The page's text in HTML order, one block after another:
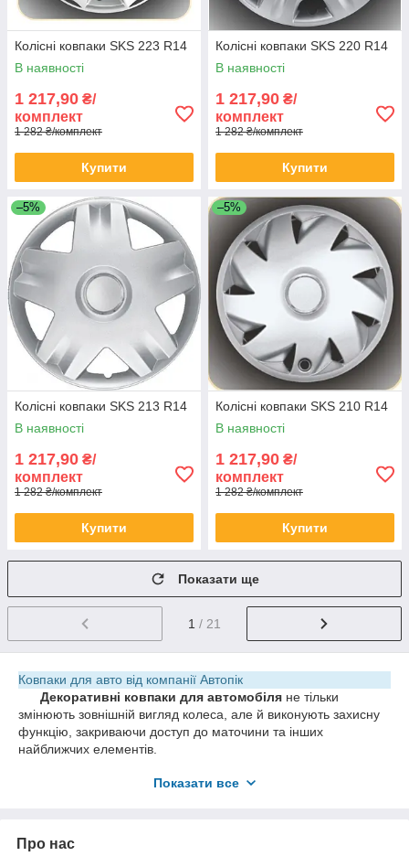
Колісні ковпаки SKS 223 R14
В наявності
1 217,90 ₴/
комплект
1 282 ₴/комплект
Купити
Колісні ковпаки SKS 220 R14
В наявності
1 217,90 ₴/
комплект
1 282 ₴/комплект
Купити
–5%
Колісні ковпаки SKS 213 R14
В наявності
1 217,90 ₴/
комплект
1 282 ₴/комплект
Купити
–5%
Колісні ковпаки SKS 210 R14
В наявності
1 217,90 ₴/
комплект
1 282 ₴/комплект
Купити
Показати ще
1 / 21
Ковпаки для авто від компанії Автопік
Декоративні ковпаки для автомобіля не тільки
змінюють зовнішній вигляд колеса, але й виконують захисну
функцію, закриваючи доступ до маточини та інших
найближчих елементів.
✔ Підвищення безпекиПоказати все
Про нас